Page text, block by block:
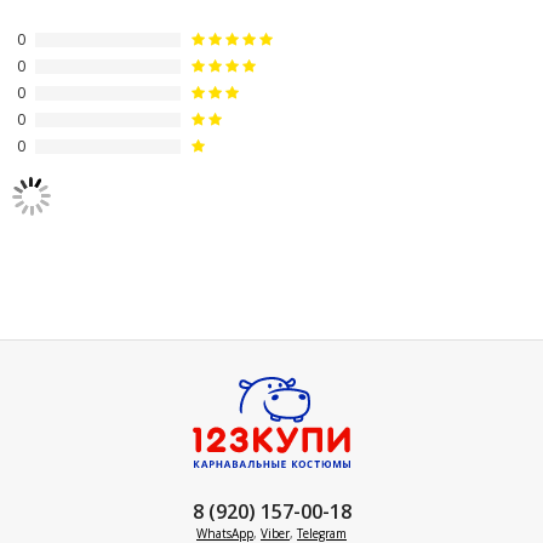
0
0
0
0
0
8 (920) 157-00-18
WhatsApp, Viber,Telegram